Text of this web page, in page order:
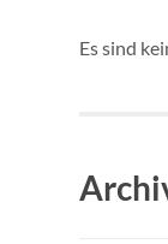
Es sind